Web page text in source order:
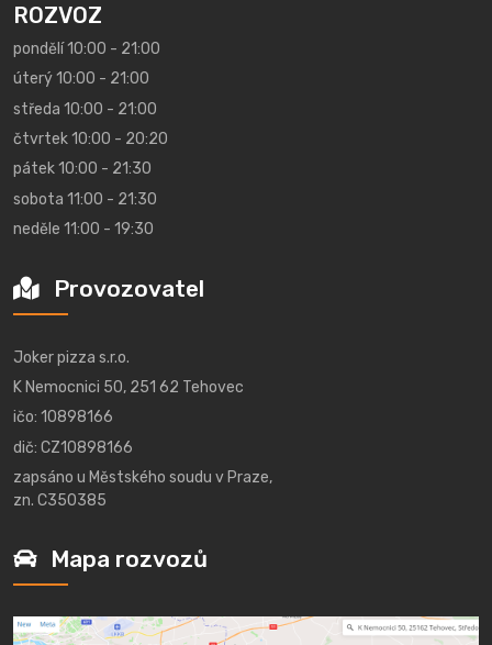
ROZVOZ
pondělí 10:00 - 21:00
úterý 10:00 - 21:00
středa 10:00 - 21:00
čtvrtek 10:00 - 20:20
pátek 10:00 - 21:30
sobota 11:00 - 21:30
neděle 11:00 - 19:30
Provozovatel
Joker pizza s.r.o.
K Nemocnici 50, 251 62 Tehovec
ičo: 10898166
dič: CZ10898166
zapsáno u Městského soudu v Praze,
zn. C350385
Mapa rozvozů